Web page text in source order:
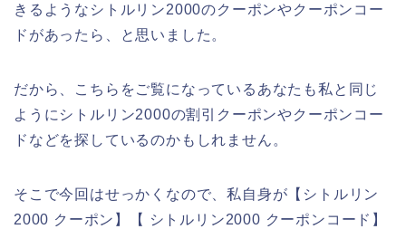
きるようなシトルリン2000のクーポンやクーポンコー
ドがあったら、と思いました。
だから、こちらをご覧になっているあなたも私と同じ
ようにシトルリン2000の割引クーポンやクーポンコー
ドなどを探しているのかもしれません。
そこで今回はせっかくなので、私自身が【シトルリン
2000 クーポン】【 シトルリン2000 クーポンコード】